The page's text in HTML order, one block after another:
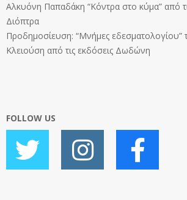
Αλκυόνη Παπαδάκη “Κόντρα στο κύμα” από
Διόπτρα
Προδημοσίευση: “Μνήμες εδεσματολογίου”
Κλειούση από τις εκδόσεις Δωδώνη
FOLLOW US